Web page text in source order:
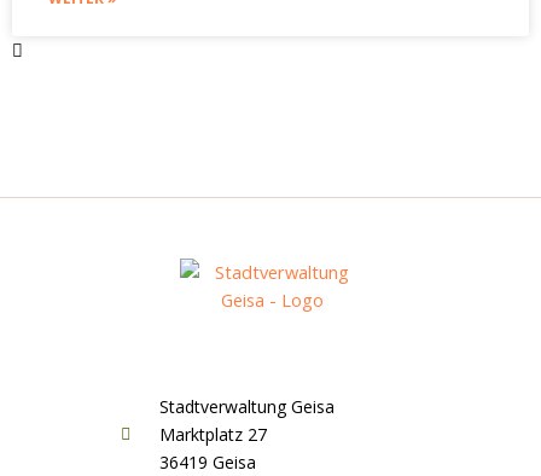
Stadtverwaltung Geisa
Marktplatz 27
36419 Geisa